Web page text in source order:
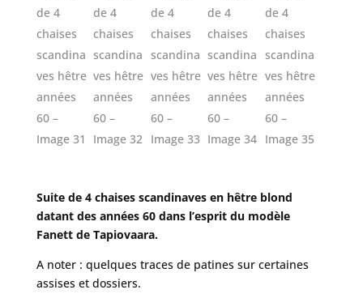
Suite de 4 chaises scandinaves en hêtre blond
datant des années 60 dans l’esprit du modèle
Fanett de Tapiovaara.
A noter : quelques traces de patines sur certaines
assises et dossiers.